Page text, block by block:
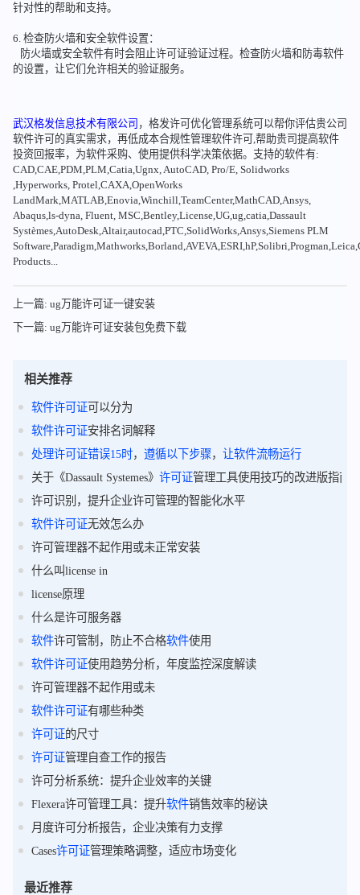
针对性的帮助和支持。
6. 检查防火墙和安全软件设置：
防火墙或安全软件有时会阻止许可证验证过程。检查防火墙和防毒软件
的设置，让它们允许相关的验证服务。
武汉格发信息技术有限公司 ，格发许可优化管理系统可以帮你评估贵公司
软件许可的真实需求，再低成本合规性管理软件许可,帮助贵司提高软件
投资回报率，为软件采购、使用提供科学决策依据。支持的软件有:
CAD,CAE,PDM,PLM,Catia,Ugnx, AutoCAD, Pro/E, Solidworks
,Hyperworks, Protel,CAXA,OpenWorks
LandMark,MATLAB,Enovia,Winchill,TeamCenter,MathCAD,Ansys,
Abaqus,ls-dyna, Fluent, MSC,Bentley,License,UG,ug,catia,Dassault
Systèmes,AutoDesk,Altair,autocad,PTC,SolidWorks,Ansys,Siemens PLM
Products...
上一篇: ug万能许可证一键安装
下一篇: ug万能许可证安装包免费下载
相关推荐
软件许可证可以分为
软件许可证安排名词解释
处理许可证错误15时， 遵循以下步骤， 让软件流畅运行
关于《Dassault Systemes》 许可证管理工具使用技巧的改进版指南
许可识别，提升企业许可管理的智能化水平
软件许可证无效怎么办
许可管理器不起作用或未正常安装
什么叫license in
license原理
什么是许可服务器
软件许可管制，防止不合格软件使用
软件许可证使用趋势分析，年度监控深度解读
许可管理器不起作用或未
软件许可证有哪些种类
许可证的尺寸
许可证管理自查工作的报告
许可分析系统：提升企业效率的关键
Flexera许可管理工具：提升软件销售效率的秘诀
月度许可分析报告，企业决策有力支撑
Cases许可证管理策略调整，适应市场变化
最近推荐